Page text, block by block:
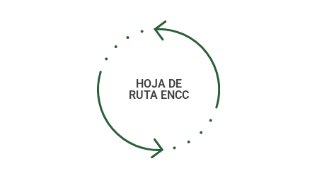
HOJA DE
RUTA ENCC